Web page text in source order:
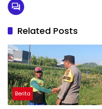
Related Posts
Berita